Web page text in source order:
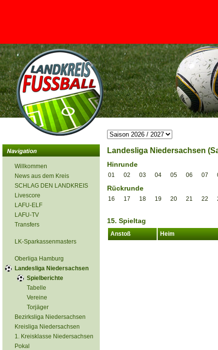
<
Willkommen
News aus dem Kreis
SCHLAG DEN LANDKREIS
Livescore
LAFU-ELF
LAFU-TV
Transfers
LK-Sparkassenmasters
Oberliga Hamburg
Landesliga Niedersachsen
Spielberichte
Tabelle
Vereine
Torjäger
Bezirksliga Niedersachsen
Kreisliga Niedersachsen
1. Kreisklasse Niedersachsen
Pokal
Landesliga Niedersachsen
Hinrunde
01 02 03 04 05 06 07
Rückrunde
16 17 18 19 20 21 22
15. Spieltag
Anstoß Heim